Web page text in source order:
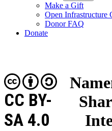
Make a Gift
Open Infrastructure
Donor FAQ
Donate
CC BY-
SA 4.0